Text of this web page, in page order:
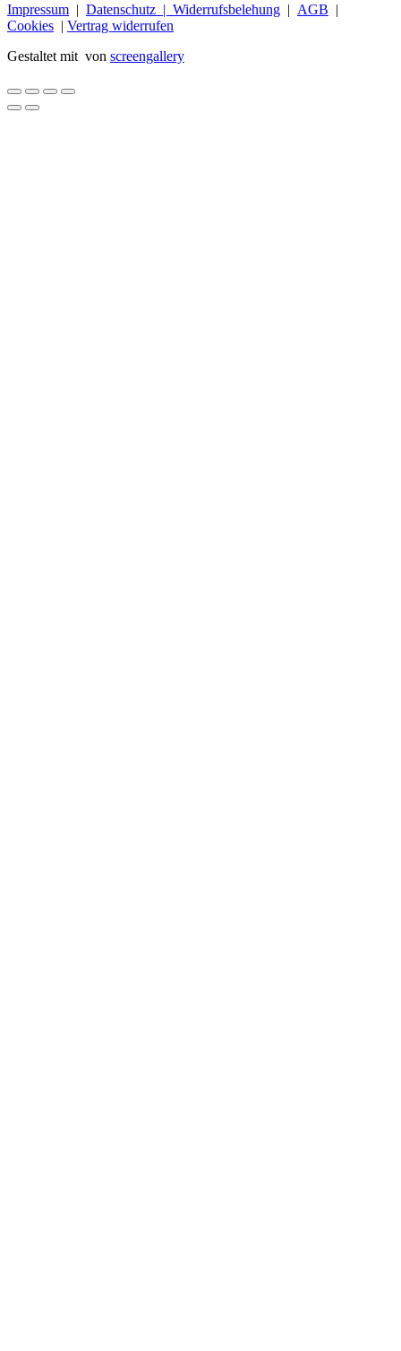
Impressum | Datenschutz | Widerrufsbelehung | AGB |
Cookies | Vertrag widerrufen
Gestaltet mit von screengallery